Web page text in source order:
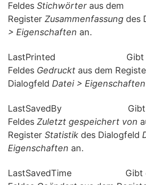
Feldes Stichwörter aus dem
Register Zusammenfassung des
> Eigenschaften an.
LastPrinted Gibt den
Feldes Gedruckt aus dem
Dialogfeld Datei > Eigenschaften
LastSavedBy Gibt
Feldes Zuletzt gespeichert von
Register Statistik des Dialogfeld
Eigenschaften an.
LastSavedTime Gibt